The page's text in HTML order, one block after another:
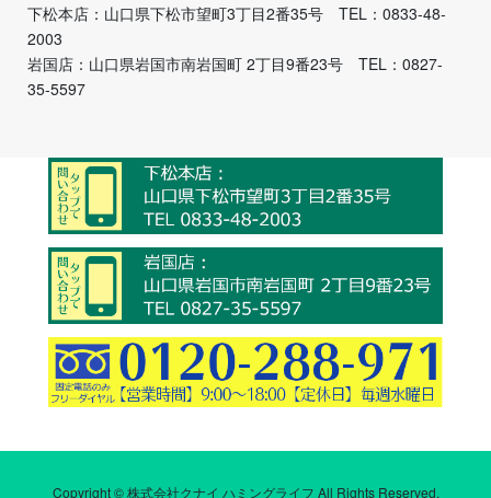
下松本店：山口県下松市望町3丁目2番35号 TEL：0833-48-
2003
岩国店：山口県岩国市南岩国町 2丁目9番23号 TEL：0827-
35-5597
Copyright © 株式会社クナイ ハミングライフ All Rights Reserved.